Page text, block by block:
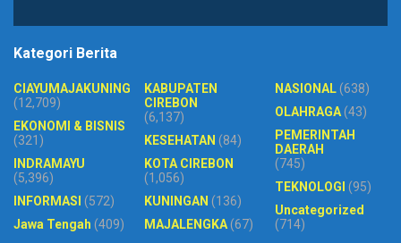
Kategori Berita
CIAYUMAJAKUNING
(12,709)
EKONOMI & BISNIS
(321)
INDRAMAYU
(5,396)
INFORMASI (572)
Jawa Tengah (409)
KABUPATEN
CIREBON
(6,137)
KESEHATAN (84)
KOTA CIREBON
(1,056)
KUNINGAN (136)
MAJALENGKA(67)
NASIONAL(638)
OLAHRAGA(43)
PEMERINTAH
DAERAH
(745)
TEKNOLOGI (95)
Uncategorized
(714)